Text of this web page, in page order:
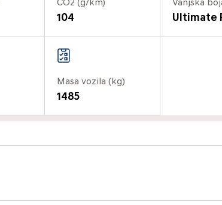
CO2 (g/km)
104
Vanjska
Ultimate
Masa vozila (kg)
1485